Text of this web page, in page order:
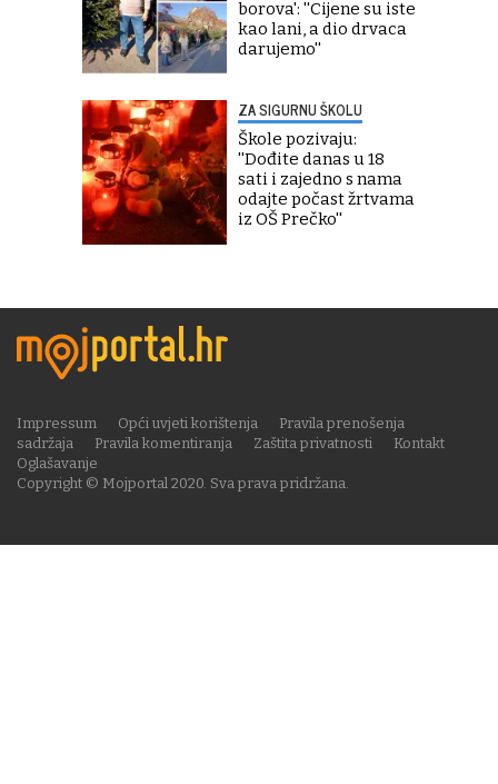
borova': ''Cijene su iste
kao lani, a dio drvaca
darujemo''
ZA SIGURNU ŠKOLU
Škole pozivaju:
''Dođite danas u 18
sati i zajedno s nama
odajte počast žrtvama
iz OŠ Prečko''
Copyright © Mojportal 2020. Sva prava pridržana.
Impressum Opći uvjeti korištenja
Pravila prenošenja
sadržaja
Pravila komentiranja Zaštita privatnosti
Kontakt
Oglašavanje